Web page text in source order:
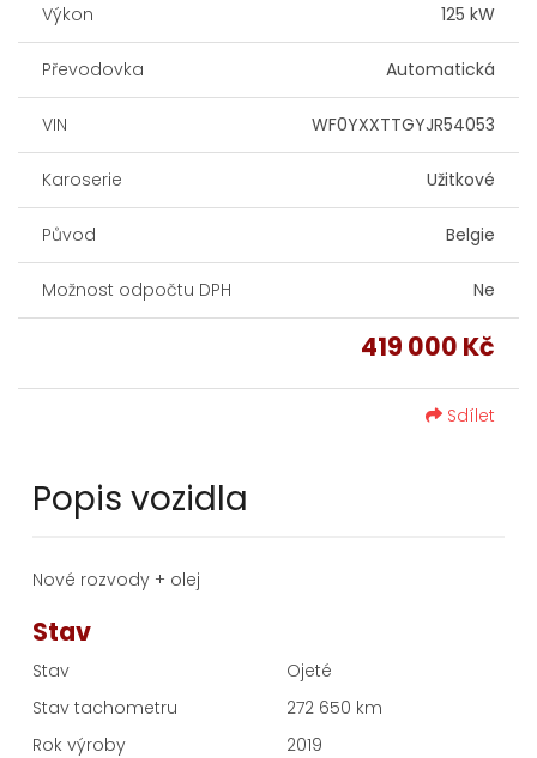
Výkon 125 kW
Převodovka Automatická
VIN WF0YXXTTGYJR54053
Karoserie Užitkové
Původ Belgie
Možnost odpočtu DPH Ne
419 000 Kč
Sdílet
Popis vozidla
Nové rozvody + olej
Stav
Stav
Ojeté
Stav tachometru
272 650 km
Rok výroby
2019